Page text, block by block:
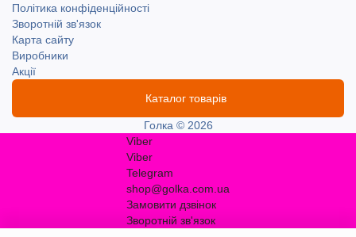
Політика конфіденційності
Зворотній зв'язок
Карта сайту
Виробники
Акції
Каталог товарів
Голка © 2026
Viber
Viber
Telegram
shop@golka.com.ua
Замовити дзвінок
Зворотній зв'язок